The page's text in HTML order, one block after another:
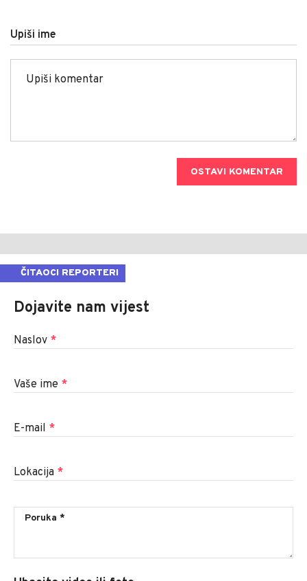
Upiši ime
OSTAVI KOMENTAR
ČITAOCI REPORTERI
Dojavite nam vijest
Naslov *
Vaše ime *
E-mail *
Lokacija *